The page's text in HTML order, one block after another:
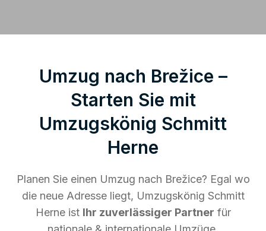
Umzug nach Brežice –
Starten Sie mit
Umzugskönig Schmitt
Herne
Planen Sie einen Umzug nach Brežice? Egal wo
die neue Adresse liegt, Umzugskönig Schmitt
Herne ist Ihr zuverlässiger Partner für